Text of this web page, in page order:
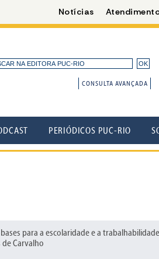
CONSULTA AVANÇADA
PERIÓDICOS PUC-RIO
para a escolaridade e a
Carvalho